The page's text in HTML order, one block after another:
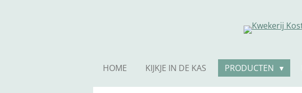
HOME KIJKJE IN DE KAS PRODUCTEN